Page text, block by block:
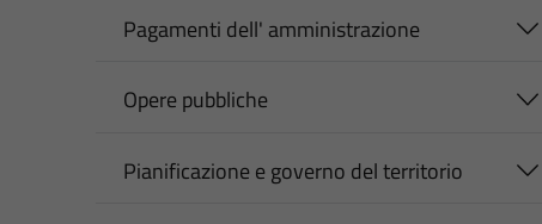
Pagamenti dell' amministrazione
Opere pubbliche
Pianificazione e governo del territorio